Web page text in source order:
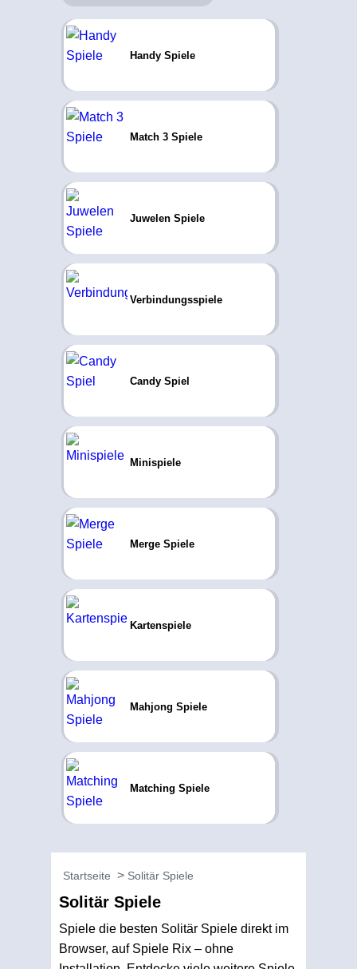
Handy Spiele
Match 3 Spiele
Juwelen Spiele
Verbindungsspiele
Candy Spiel
Minispiele
Merge Spiele
Kartenspiele
Mahjong Spiele
Matching Spiele
Startseite Solitär Spiele
Solitär Spiele
Spiele die besten Solitär Spiele direkt im
Browser, auf Spiele Rix – ohne